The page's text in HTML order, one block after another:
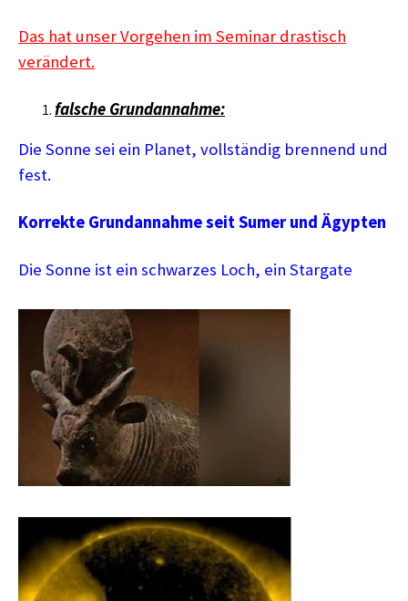
Das hat unser Vorgehen im Seminar drastisch
verändert.
falsche Grundannahme:
Die Sonne sei ein Planet, vollständig brennend und
fest.
Korrekte Grundannahme seit Sumer und Ägypten
Die Sonne ist ein schwarzes Loch, ein Stargate